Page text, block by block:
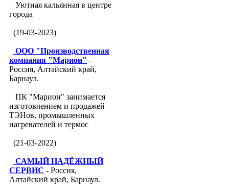
Уютная кальянная в центре
города
(19-03-2023)
ООО "Производственная
компания "Марион" -
Россия, Алтайский край,
Барнаул.
ПК "Марион" занимается
изготовлением и продажей
ТЭНов, промышленных
нагревателей и термос
(21-03-2022)
САМЫЙ НАДЁЖНЫЙ
СЕРВИС - Россия,
Алтайский край, Барнаул.